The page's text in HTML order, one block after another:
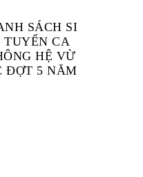
SÁCH SI
TUYỂN CA
HỆ VỪ
ĐỢT 5 NĂM